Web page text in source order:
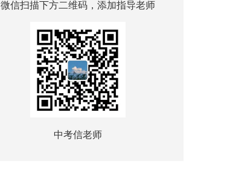
微信扫描下方二维码，添加指导老师
中考信老师